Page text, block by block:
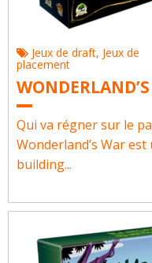
Jeux de draft, Jeux de
placement
Qui va régner sur le
Wonderland’s War
building...